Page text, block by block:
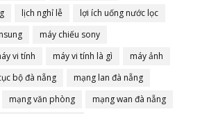
lịch nghỉ lễ
lợi ích uống nước lọc
máy chiếu sony
vi tính máy vi tính là gì
máy ảnh
bộ đà nẵng
mạng lan đà nẵng
mạng văn phòng
mạng wan đà nẵng